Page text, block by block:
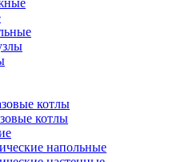
котлы
котлы
напольные